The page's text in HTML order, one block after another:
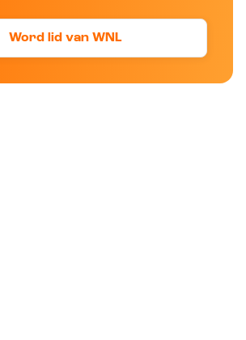
Word lid van WNL